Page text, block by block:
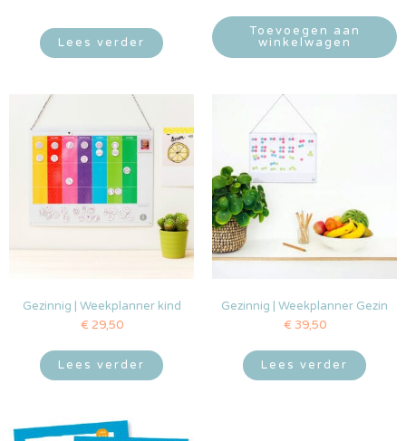
Lees verder
Toevoegen aan
winkelwagen
Gezinnig | Weekplanner kind
€ 29,50
Lees verder
Gezinnig | Weekplanner Gezin
€ 39,50
Lees verder